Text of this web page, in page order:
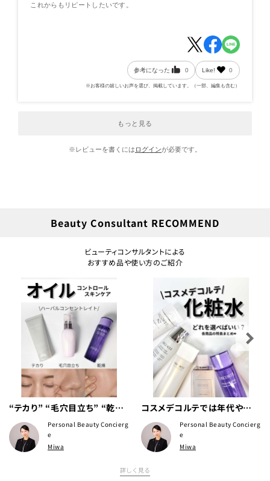
これからもリピートしたいです。
参考になった 0 Like! 0
※お客様の嬉しいお声を選び、掲載しています。（一部、編集も含む）
もっと見る
※レビューを書くには ログインが必要です。
Beauty Consultant RECOMMEND
ビューティコンサルタントによる
おすすめ品や使い方のご紹介
“テカり” “毛穴目立ち” “乾
燥” 悩みの方！ 本日は、爽やか
なオイルコントロールスキンケ
アをご紹介いたします😉
Personal Beauty Concierg
e
Miwa
コスメデコルテでは年代や性別
問わず、お悩みに合わせて さま
ざまなシリーズの化粧水をご用
意しております🌈
Personal Beauty Concierg
e
Miwa
詳しく見る